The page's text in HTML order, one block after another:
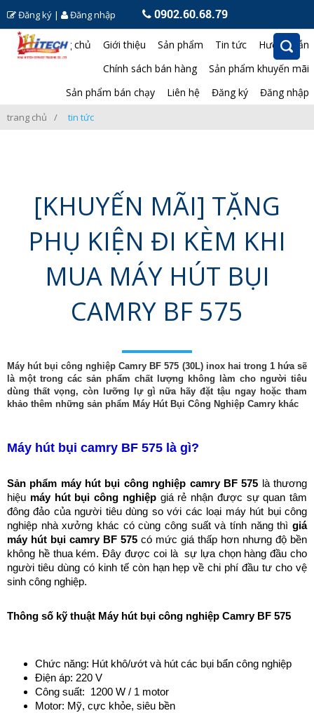
Đăng ký | Đăng nhập 0902.60.68.79
Trang chủ Giới thiệu Sản phẩm Tin tức
Hướng dẫn
Chính sách bán hàng
Sản phẩm khuyến mãi
Sản phẩm bán chạy
Liên hệ Đăng ký Đăng nhập
trang chủ tin tức
[KHUYẾN MÃI] TẶNG
PHỤ KIỆN ĐI KÈM KHI
MUA MÁY HÚT BỤI
CAMRY BF 575
Máy hút bụi công nghiệp Camry BF 575 (30L) inox hai trong 1 hứa sẽ
là một trong các sản phẩm chất lượng không làm cho người tiêu
dùng thất vọng, còn lưỡng lự gì nữa hãy đặt tậu ngay hoặc tham
khảo thêm những sản phẩm Máy Hút Bụi Công Nghiệp Camry khác
Máy hút bụi camry BF 575 là gì?
Sản phẩm máy hút bụi công nghiệp camry BF 575 là thương
hiệu máy hút bụi công nghiệp giá rẻ nhận được sự quan tâm
đông đảo của người tiêu dùng so với các loại máy hút bụi công
nghiệp nhà xưởng khác có cùng công suất và tính năng thì giá
máy hút bụi camry BF 575 có mức giá thấp hơn nhưng độ bền
không hề thua kém. Đây được coi là  sự lựa chọn hàng đầu cho
người tiêu dùng có kinh tế còn hạn hẹp về chi phí đầu tư cho vệ
sinh công nghiệp.
Thông số kỹ thuật Máy hút bụi công nghiệp Camry BF 575
Chức năng: Hút khô/ướt và hút các bụi bẩn công nghiệp
Điện áp: 220 V
Công suất:  1200 W / 1 motor
Motor: Mỹ, cực khỏe, siêu bền